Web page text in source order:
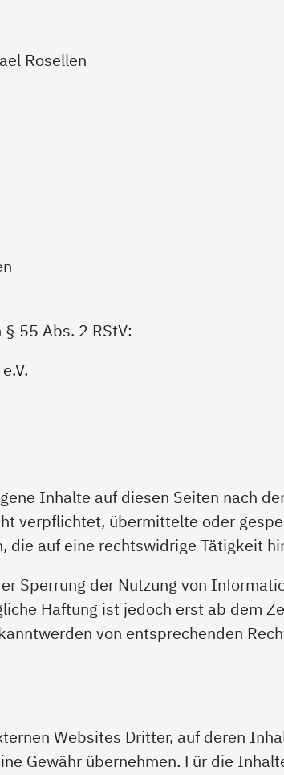
Rosellen
55 Abs. 2 RStV:
Inhalte auf diesen Seiten nach
verpflichtet, übermittelte oder
die auf eine rechtswidrige Tätigkeit
Sperrung der Nutzung von
Haftung ist jedoch erst ab dem
von entsprechenden
Websites Dritter, auf deren
Gewähr übernehmen. Für die